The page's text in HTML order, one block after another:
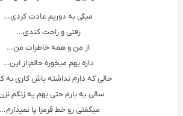
میگی به دوریم عادت کردی…
رفتی و راحت کندی…
از من و همه خاطرات من…
داره بهم میخوره حالم:از این…
حالی که دارم نداشته باش کاری به
سالی یه بارم حتی بهم یه زنگم
میگفتی رو خط قرمزا پا